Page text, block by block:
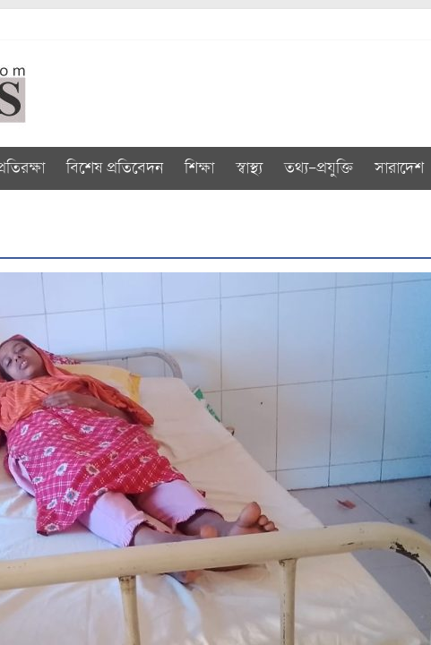
বিশেষ প্রতিবেদন শিক্ষা স্বাস্থ্য তথ্য-প্রযুক্তি সারাদেশ